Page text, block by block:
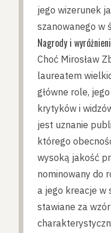
jego wizerunek
szanowanego w
Nagrody i
Choć Mirosław
laureatem
główne role,
krytyków i
jest uznanie
którego
wysoką jakość
nominowany do
a jego kreacje w
stawiane za